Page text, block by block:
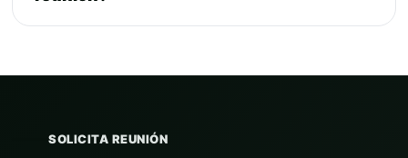
SOLICITA REUNIÓN